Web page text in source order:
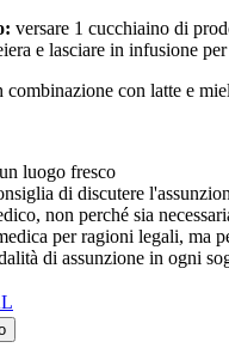
versare 1 cucchiaino di
e lasciare in infusione
combinazione con latte e
luogo fresco
di discutere
non perché sia
per ragioni legali, ma
di assunzione in ogni